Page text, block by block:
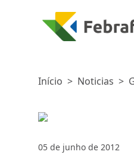
Início > Noticias >
05 de junho de 2012